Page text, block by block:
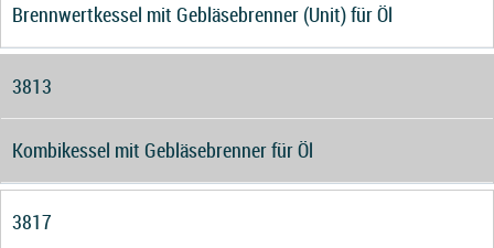
Brennwertkessel mit Gebläsebrenner (Unit) für Öl
3813
Kombikessel mit Gebläsebrenner für Öl
3817